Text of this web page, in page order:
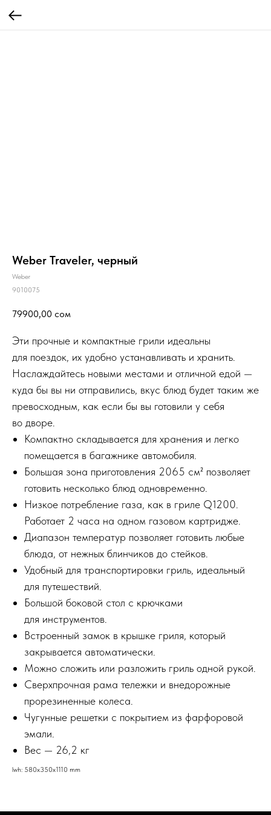
Weber Traveler, черный
Weber
9010075
79900,00 сом
Эти прочные и компактные грили идеальны
для поездок, их удобно устанавливать и хранить.
Наслаждайтесь новыми местами и отличной едой —
куда бы вы ни отправились, вкус блюд будет таким же
превосходным, как если бы вы готовили у себя
во дворе.
Компактно складывается для хранения и легко
помещается в багажнике автомобиля.
Большая зона приготовления 2065 см² позволяет
готовить несколько блюд одновременно.
Низкое потребление газа, как в гриле Q1200.
Работает 2 часа на одном газовом картридже.
Диапазон температур позволяет готовить любые
блюда, от нежных блинчиков до стейков.
Удобный для транспортировки гриль, идеальный
для путешествий.
Большой боковой стол с крючками
для инструментов.
Встроенный замок в крышке гриля, который
закрывается автоматически.
Можно сложить или разложить гриль одной рукой.
Сверхпрочная рама тележки и внедорожные
прорезиненные колеса.
Чугунные решетки с покрытием из фарфоровой
эмали.
Вес — 26,2 кг
lwh: 580x350x1110 mm